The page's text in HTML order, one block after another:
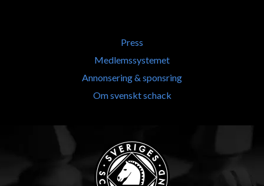
Press
Medlemssystemet
Annonsering & sponsring
Om svenskt schack